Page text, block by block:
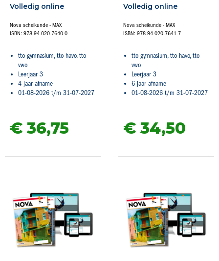
Volledig online
Nova scheikunde - MAX
ISBN: 978-94-020-7640-0
tto gymnasium, tto havo, tto
vwo
Leerjaar 3
4 jaar afname
01-08-2026 t/m 31-07-2027
€ 36,75
Volledig online
Nova scheikunde - MAX
ISBN: 978-94-020-7641-7
tto gymnasium, tto havo, tto
vwo
Leerjaar 3
6 jaar afname
01-08-2026 t/m 31-07-2027
€ 34,50